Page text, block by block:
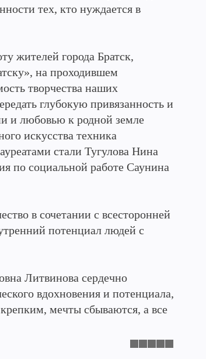
тех, кто нуждается в
жителей города Братск,
на проходившем
творчества наших
глубокую привязанность и
и любовью к родной земле
искусства техника
стали Тугулова Нина
по социальной работе Саунина
в сочетании с всесторонней
потенциал людей с
Литвинова сердечно
вдохновения и потенциала,
мечты сбываются, а все